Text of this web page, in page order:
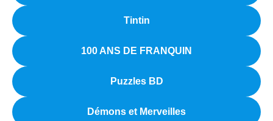
Tintin
100 ANS DE FRANQUIN
Puzzles BD
Démons et Merveilles